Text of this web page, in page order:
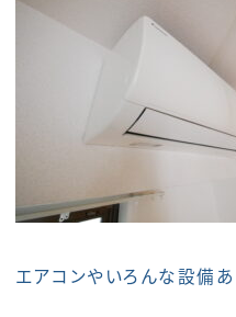
エアコンやいろんな設備あ